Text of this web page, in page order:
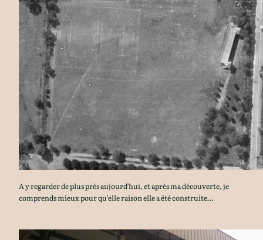
A y regarder de plus près aujourd’hui, et après ma découverte, je
comprends mieux pour qu’elle raison elle a été construite…